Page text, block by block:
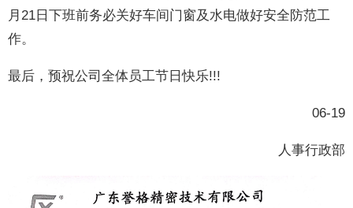
月21日下班前务必关好车间门窗及水电做好安全防范工
作。
最后，预祝公司全体员工节日快乐!!!
06-19
人事行政部